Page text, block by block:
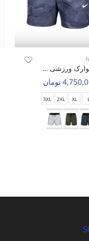
شلوارک ورزشی مردانه نایک Nike Rush Zone M
تومان
XL
2XL
3XL